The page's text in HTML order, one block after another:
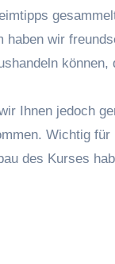
haben wir
Ihnen jedoch
Wichtig
des Kurses